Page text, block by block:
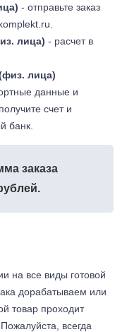
- отправьте заказ
лица) - расчет в
лица)
данные и
счет и
банк.
заказа
на все виды готовой
дорабатываем или
товар проходит
всегда